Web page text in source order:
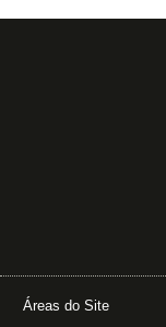
Áreas do Site